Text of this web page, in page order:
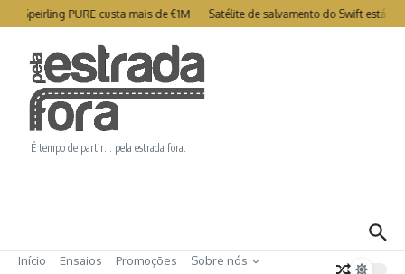
Ir para o conteúdo
Speirling PURE custa mais de €1M Satélite de salvamento do Swift está
É tempo de partir… pela estrada fora.
Início Ensaios Promoções
Sobre nós